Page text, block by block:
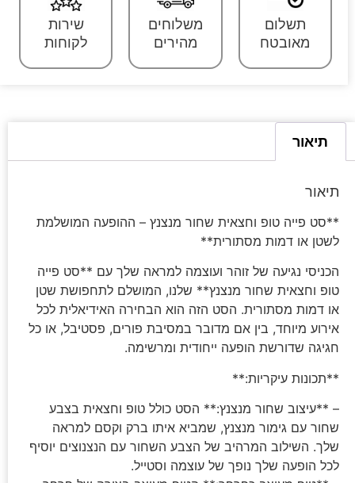
תשלום
מאובטח
משלוחים
מהירים
שירות
לקוחות
תיאור
תיאור
**סט פייה טופ וחצאית שחור מנצנץ – ההופעה המושלמת
לשטן או דמות מסתורית**
הכניסי נגיעה של זוהר ועוצמה למראה שלך עם **סט פייה
טופ וחצאית שחור מנצנץ** שלנו, המושלם לתחפושת שטן
או דמות מסתורית. הסט הזה הוא הבחירה האידיאלית לכל
אירוע מיוחד, בין אם מדובר במסיבת פורים, פסטיבל, או כל
חגיגה שדורשת הופעה ייחודית ומרשימה.
**תכונות עיקריות:**
– **עיצוב שחור מנצנץ:** הסט כולל טופ וחצאית בצבע
שחור עם גימור מנצנץ, שמביא איתו ברק וקסם למראה
שלך. השילוב המרהיב של הצבע השחור עם הנצנוצים יוסיף
לכל הופעה שלך נופך של עוצמה וסטייל.